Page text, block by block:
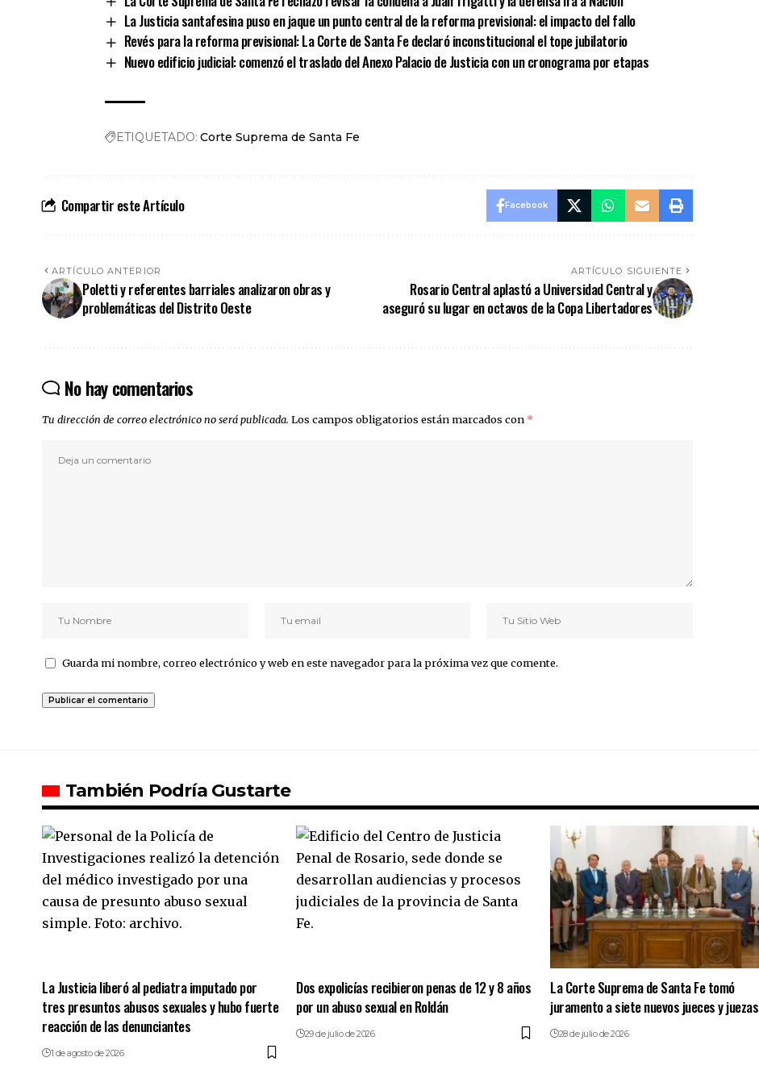
La Justicia santafesina puso en jaque un punto central de la reforma previsional: el impacto del fallo
Revés para la reforma previsional: La Corte de Santa Fe declaró inconstitucional el tope jubilatorio
Nuevo edificio judicial: comenzó el traslado del Anexo Palacio de Justicia con un cronograma por etapas
ETIQUETADO: Corte Suprema de Santa Fe
Compartir este Artículo Facebook
ARTÍCULO ANTERIOR
Poletti y referentes barriales analizaron obras y
problemáticas del Distrito Oeste
ARTÍCULO SIGUIENTE
Rosario Central aplastó a Universidad Central y
aseguró su lugar en octavos de la Copa Libertadores
No hay comentarios
Tu dirección de correo electrónico no será publicada. Los campos obligatorios están marcados con *
Guarda mi nombre, correo electrónico y web en este navegador para la próxima vez que comente.
También Podría Gustarte
La Justicia liberó al pediatra imputado por
tres presuntos abusos sexuales y hubo fuerte
reacción de las denunciantes
1 de agosto de 2026
Dos expolicías recibieron penas de 12 y 8 años
por un abuso sexual en Roldán
29 de julio de 2026
La Corte Suprema de Santa Fe tomó
juramento a siete nuevos jueces y juezas
28 de julio de 2026